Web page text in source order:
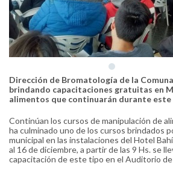
Dirección de Bromatología de la
brindando capacitaciones gratuitas en
alimentos que continuarán durante este
Continúan los cursos de manipulación de
ha culminado uno de los cursos brindados
municipal en las instalaciones del Hotel
al 16 de diciembre, a partir de las 9 Hs. se
capacitación de este tipo en el Auditorio de